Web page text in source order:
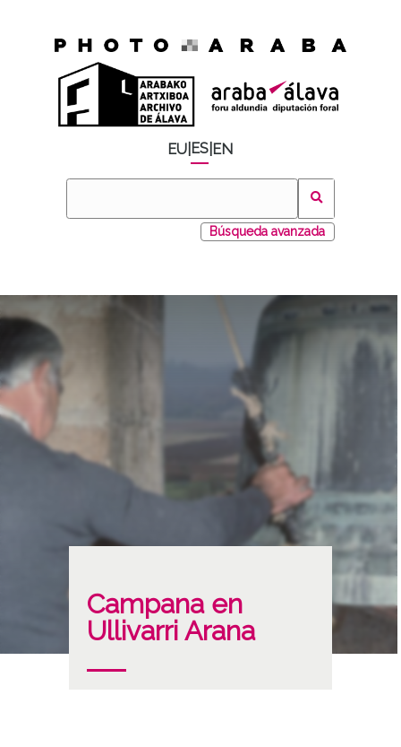
EU ES EN
Búsqueda avanzada
Campana en
Ullivarri Arana